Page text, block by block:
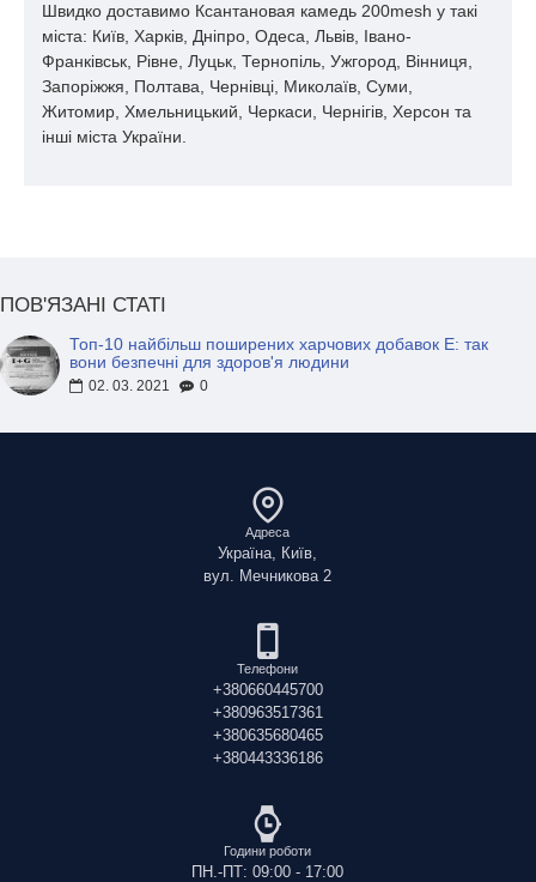
Швидко доставимо Ксантановая камедь 200mesh у такі
міста: Київ, Харків, Дніпро, Одеса, Львів, Івано-
Франківськ, Рівне, Луцьк, Тернопіль, Ужгород, Вінниця,
Запоріжжя, Полтава, Чернівці, Миколаїв, Суми,
Житомир, Хмельницький, Черкаси, Чернігів, Херсон та
інші міста України.
ПОВ'ЯЗАНІ СТАТІ
Топ-10 найбільш поширених харчових добавок Е: так
вони безпечні для здоров'я людини
02. 03. 2021 0
Адреса
Україна, Київ,
вул. Мечникова 2
Телефони
+380660445700
+380963517361
+380635680465
+380443336186
Години роботи
ПН.-ПТ: 09:00 - 17:00